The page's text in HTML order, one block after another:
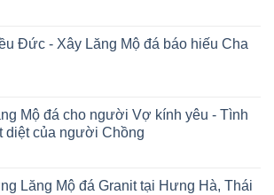
Đức - Xây Lăng Mộ đá báo hiếu Cha
Mộ đá cho người Vợ kính yêu - Tình
diệt của người Chồng
Lăng Mộ đá Granit tại Hưng Hà, Thái